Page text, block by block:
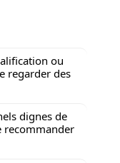
ou
regarder des
dignes de
recommander